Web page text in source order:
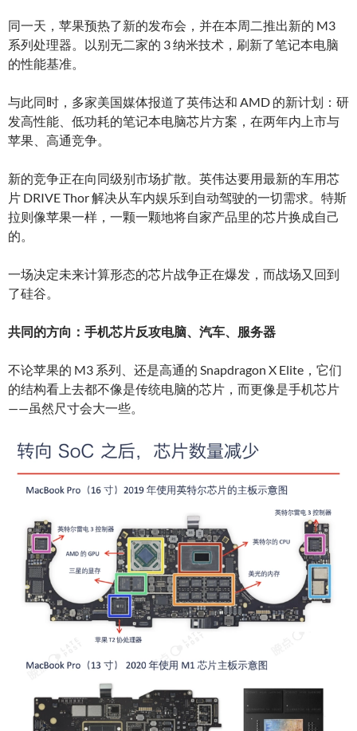
同一天，苹果预热了新的发布会，并在本周二推出新的 M3
系列处理器。以别无二家的 3 纳米技术，刷新了笔记本电脑
的性能基准。
与此同时，多家美国媒体报道了英伟达和 AMD 的新计划：研
发高性能、低功耗的笔记本电脑芯片方案，在两年内上市与
苹果、高通竞争。
新的竞争正在向同级别市场扩散。英伟达要用最新的车用芯
片 DRIVE Thor 解决从车内娱乐到自动驾驶的一切需求。特斯
拉则像苹果一样，一颗一颗地将自家产品里的芯片换成自己
的。
一场决定未来计算形态的芯片战争正在爆发，而战场又回到
了硅谷。
共同的方向：手机芯片反攻电脑、汽车、服务器
不论苹果的 M3 系列、还是高通的 Snapdragon X Elite，它们
的结构看上去都不像是传统电脑的芯片，而更像是手机芯片
——虽然尺寸会大一些。